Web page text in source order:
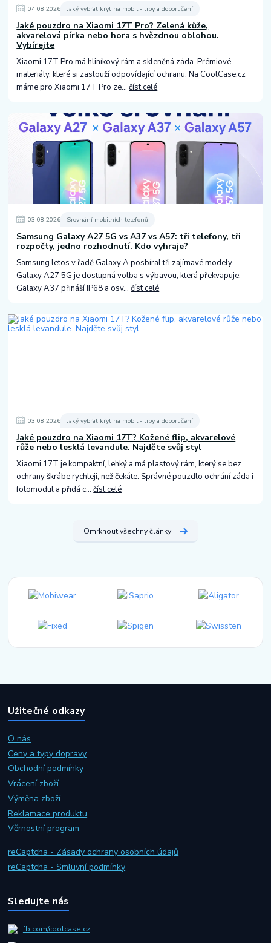
04.08.2026 Jaký vybrat kryt na mobil - tipy a doporučení
Jaké pouzdro na Xiaomi 17T Pro? Zelená kůže,
akvarelová pírka nebo hora s hvězdnou oblohou.
Vybírejte
Xiaomi 17T Pro má hliníkový rám a skleněná záda. Prémiové
materiály, které si zaslouží odpovídající ochranu. Na CoolCase.cz
máme pro Xiaomi 17T Pro ze...číst celé
03.08.2026 Srovnání mobilních telefonů
Samsung Galaxy A27 5G vs A37 vs A57: tři telefony, tři
rozpočty, jedno rozhodnutí. Kdo vyhraje?
Samsung letos v řadě Galaxy A posbíral tři zajímavé modely.
Galaxy A27 5G je dostupná volba s výbavou, která překvapuje.
Galaxy A37 přináší IP68 a osv...číst celé
03.08.2026 Jaký vybrat kryt na mobil - tipy a doporučení
Jaké pouzdro na Xiaomi 17T? Kožené flip, akvarelové
růže nebo lesklá levandule. Najděte svůj styl
Xiaomi 17T je kompaktní, lehký a má plastový rám, který se bez
ochrany škrábe rychleji, než čekáte. Správné pouzdlo ochrání záda i
fotomodul a přidá c...číst celé
Omrknout všechny články
Užitečné odkazy
O nás
Ceny a typy dopravy
Obchodní podmínky
Vrácení zboží
Výměna zboží
Reklamace produktu
Věrnostní program
reCaptcha - Zásady ochrany osobních údajů
reCaptcha - Smluvní podmínky
Sledujte nás
fb.com/coolcase.cz